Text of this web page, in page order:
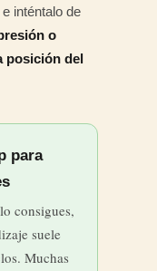
inténtalo de
o
posición del
para
consigues,
suele
Muchas